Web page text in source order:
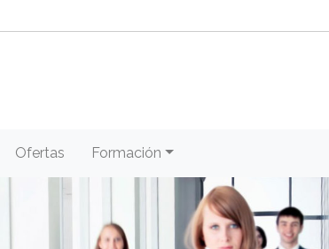
Ofertas Formación